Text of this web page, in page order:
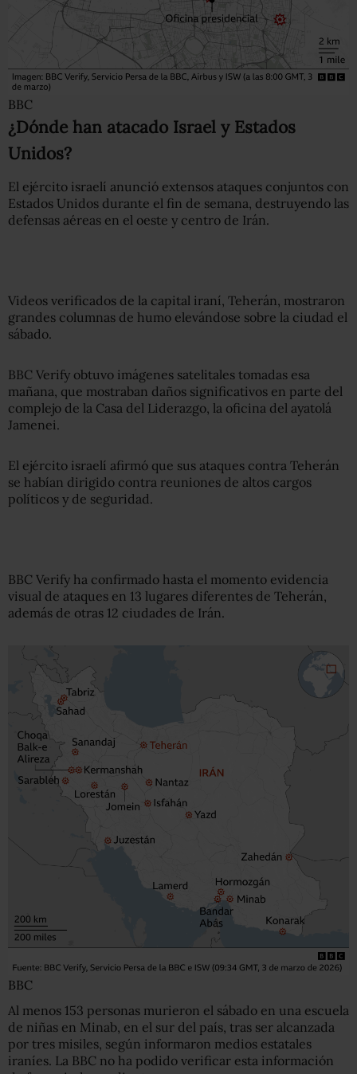
BBC
¿Dónde han atacado Israel y Estados
Unidos?
El ejército israelí anunció extensos ataques conjuntos con
Estados Unidos durante el fin de semana, destruyendo las
defensas aéreas en el oeste y centro de Irán.
Videos verificados de la capital iraní, Teherán, mostraron
grandes columnas de humo elevándose sobre la ciudad el
sábado.
BBC Verify obtuvo imágenes satelitales tomadas esa
mañana, que mostraban daños significativos en parte del
complejo de la Casa del Liderazgo, la oficina del ayatolá
Jamenei.
El ejército israelí afirmó que sus ataques contra Teherán
se habían dirigido contra reuniones de altos cargos
políticos y de seguridad.
BBC Verify ha confirmado hasta el momento evidencia
visual de ataques en 13 lugares diferentes de Teherán,
además de otras 12 ciudades de Irán.
BBC
Al menos 153 personas murieron el sábado en una escuela
de niñas en Minab, en el sur del país, tras ser alcanzada
por tres misiles, según informaron medios estatales
iraníes. La BBC no ha podido verificar esta información